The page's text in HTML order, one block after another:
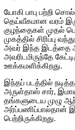
யோகி பாபு பற்றி
தெய்வீகமான வரம்
குழந்தைகள் முதல்
முகத்தில் சிரிப்பு
அவர் இந்த இடத்தை
அவரிடமிருந்தே
ஊக்கமளிக்கிறது.
இந்தப் படத்தில்
அருள்தாஸ் சார்,
தங்களுடைய முழு
அர்ப்பணிப்பால்தான்
பெற்றிருக்கிறது.